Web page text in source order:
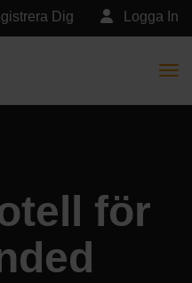
Logga In
Dig
för